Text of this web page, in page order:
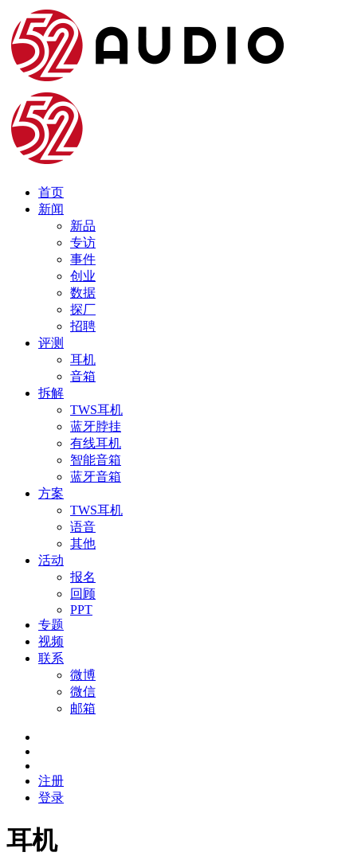
首页
新闻
新品
专访
事件
创业
数据
探厂
招聘
评测
耳机
音箱
拆解
TWS耳机
蓝牙脖挂
有线耳机
智能音箱
蓝牙音箱
方案
TWS耳机
语音
其他
活动
报名
回顾
PPT
专题
视频
联系
微博
微信
邮箱
注册
登录
耳机